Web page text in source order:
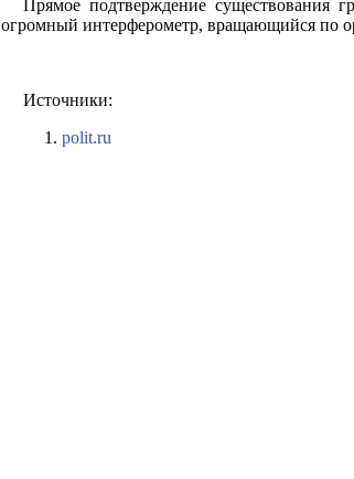
Прямое подтверждение существования
огромный интерферометр, вращающийся по
Источники:
polit.ru